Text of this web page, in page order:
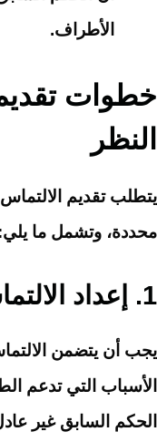
الأطراف.
خطوات تقديم
النظر
يتطلب تقديم الالتماس
محددة، وتشمل ما
1. إعداد
يجب أن يتضمن
الأسباب التي تدعم
الحكم السابق غير